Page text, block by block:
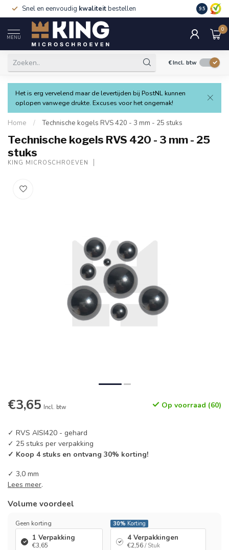
Snel en eenvoudig kwaliteitbestellen 9.5
MENU
0
€Incl. btw
Het is erg vervelend maar de levertijden bij PostNL kunnen
oplopen vanwege drukte. Excuses voor het ongemak!
Home / Technische kogels RVS 420 - 3 mm - 25 stuks
Technische kogels RVS 420 - 3 mm - 25
stuks
KING MICROSCHROEVEN
€3,65 Incl. btw Op voorraad (60)
✓ RVS AISI420 - gehard
✓ 25 stuks per verpakking
✓ Koop 4 stuks en ontvang 30% korting!
✓ 3,0 mm
Lees meer.
Volume voordeel
Geen korting
1 Verpakking
€3,65
30% Korting
4 Verpakkingen
€2,56/ Stuk